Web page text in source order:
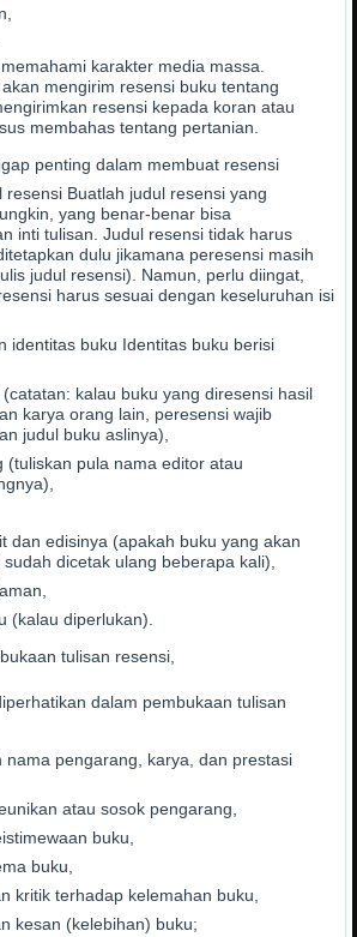
karakter media massa.
mengirim resensi buku tentang
resensi kepada koran atau
membahas tentang pertanian.
penting dalam membuat resensi
resensi Buatlah judul resensi yang
yang benar-benar bisa
inti tulisan. Judul resensi tidak harus
dulu jikamana peresensi masih
judul resensi). Namun, perlu diingat,
harus sesuai dengan keseluruhan isi
identitas buku Identitas buku berisi
kalau buku yang diresensi hasil
karya orang lain, peresensi wajib
judul buku aslinya),
(tuliskan pula nama editor atau
dan edisinya (apakah buku yang akan
dicetak ulang beberapa kali),
(kalau diperlukan).
tulisan resensi,
dalam pembukaan tulisan
nama pengarang, karya, dan prestasi
atau sosok pengarang,
buku,
buku,
kritik terhadap kelemahan buku,
kesan (kelebihan) buku;